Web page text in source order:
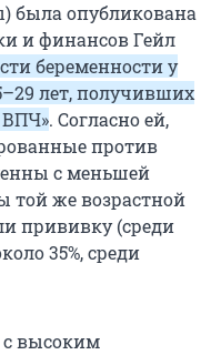
была опубликована
и финансов Гейл
беременности у
лет, получивших
. Согласно ей,
против
с меньшей
же возрастной
прививку (среди
35%, среди
с высоким